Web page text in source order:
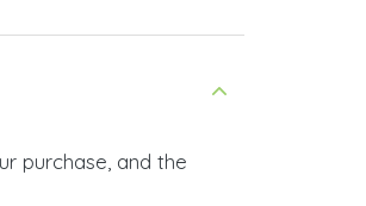
purchase, and the